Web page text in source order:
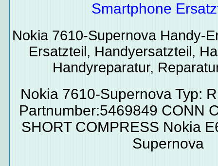
Smartphone
Nokia 7610-Supernova Handy-
Ersatzteil, Handyersatzteil,
Handyreparatur,
Nokia 7610-Supernova Typ:
Partnumber:5469849 CONN
SHORT COMPRESS Nokia
Supernova